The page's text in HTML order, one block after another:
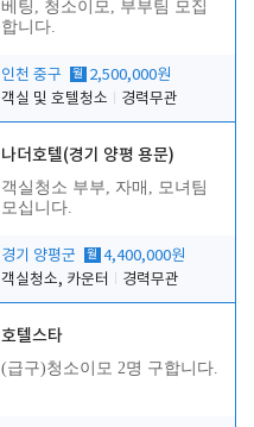
베팅, 청소이모, 부부팀 모집
합니다.
인천 중구 월 2,500,000원
객실 및 호텔청소
경력무관
나더호텔(경기 양평 용문)
객실청소 부부, 자매, 모녀팀
모십니다.
경기 양평군 월 4,400,000원
객실청소, 카운터
경력무관
호텔스타
(급구)청소이모 2명 구합니다.